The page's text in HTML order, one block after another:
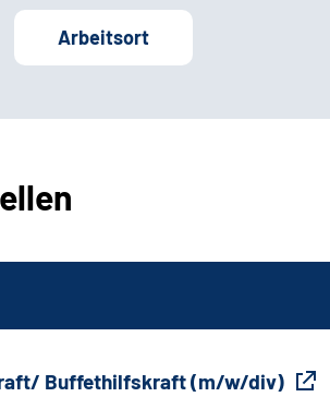
Arbeitsort
Buffethilfskraft (m/w/div)